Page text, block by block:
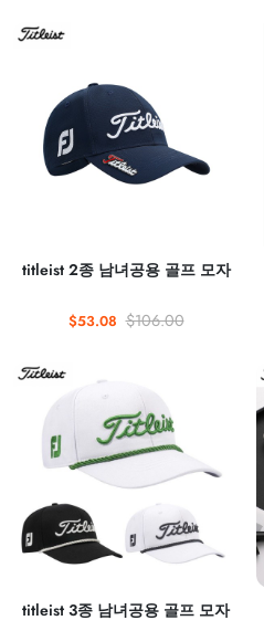
titleist 2종 남녀공용 골프 모자
$53.08 $106.00
titleist 3종 남녀공용 골프 모자